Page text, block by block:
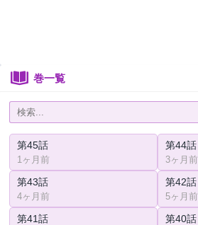
巻一覧
第45話
1ヶ月前
第44話
3ヶ月前
第43話
4ヶ月前
第42話
5ヶ月前
第41話 第40話